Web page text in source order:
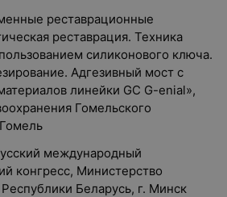
реставрационные
реставрация. Техника
силиконового ключа.
Адгезивный мост с
линейки GC G-enial»,
Гомельского
международный
конгресс, Министерство
Беларусь, г. Минск